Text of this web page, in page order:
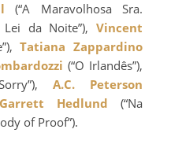
(“A Maravolhosa Sra.
Lei da Noite”),Vincent
Tatiana Zappardino
(“O Irlandês”),
A.C. Peterson
Garrett Hedlund (“Na
of Proof”).